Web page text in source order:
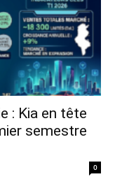
: Kia en tête
semestre
0